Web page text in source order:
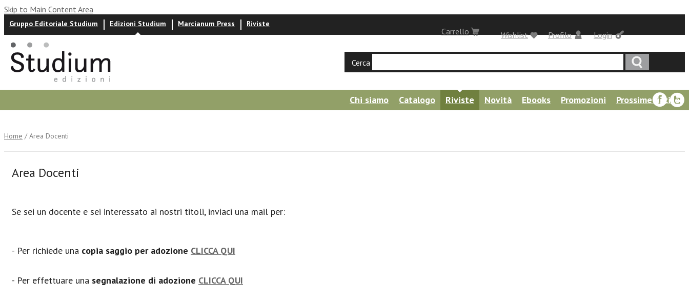
Skip to Main Content Area
Login
Carrello
Gruppo Editoriale Studium Edizioni Studium Marcianum Press Riviste
Profilo
Wishlist
Cerca
Chi siamo Catalogo Riviste Novità Ebooks Promozioni
Prossime uscite
Home / Area Docenti
Area Docenti
Se sei un docente e sei interessato ai nostri titoli, inviaci una mail per:
- Per richiede una copia saggio per adozione CLICCA QUI
- Per effettuare una segnalazione di adozione CLICCA QUI